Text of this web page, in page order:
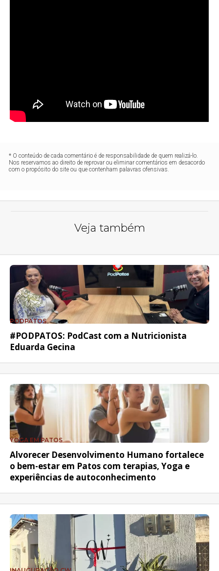
* O conteúdo de cada comentário é de responsabilidade de quem realizá-lo.
Nos reservamos ao direito de reprovar ou eliminar comentários em desacordo
com o propósito do site ou que contenham palavras ofensivas.
Veja também
PODPATOS
#PODPATOS: PodCast com a Nutricionista
Eduarda Gecina
YOGA EM PATOS
Alvorecer Desenvolvimento Humano fortalece
o bem-estar em Patos com terapias, Yoga e
experiências de autoconhecimento